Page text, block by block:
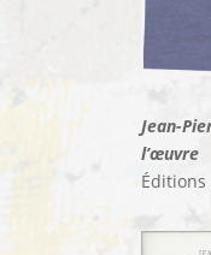
Jean-
l’œuvre
Éditions